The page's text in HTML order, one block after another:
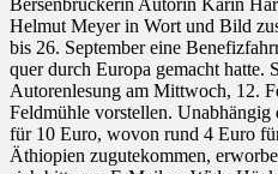
Bersenbrückerin Autorin Karin
Helmut Meyer in Wort und Bild
bis 26. September eine
quer durch Europa gemacht hatte.
Autorenlesung am Mittwoch, 12.
Feldmühle vorstellen.
für 10 Euro, wovon rund 4 Euro
Äthiopien zugutekommen,